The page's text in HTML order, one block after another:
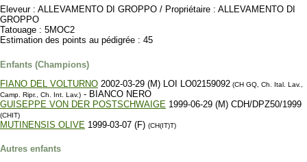
Eleveur : ALLEVAMENTO DI GROPPO / Propriétaire : ALLEVAMENTO DI
GROPPO
Tatouage : 5MOC2
Estimation des points au pédigrée : 45
Enfants (Champions)
FIANO DEL VOLTURNO 2002-03-29 (M) LOI LO02159092 (CH GQ, Ch. Ital. Lav.,
Camp. Ripr., Ch. Int. Lav.) - BIANCO NERO
GUISEPPE VON DER POSTSCHWAIGE 1999-06-29 (M) CDH/DPZ50/1999
(CHIT)
MUTINENSIS OLIVE 1999-03-07 (F) (CH(IT)T)
Autres enfants